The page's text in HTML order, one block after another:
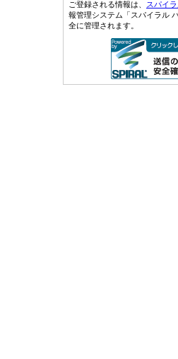
ご登録される情報は、 スパイ
報管理システム「スパイラル
全に管理されます。